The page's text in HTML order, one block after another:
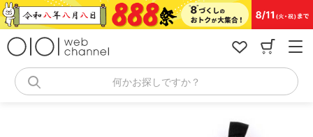
コ
ン
何かお探しですか？